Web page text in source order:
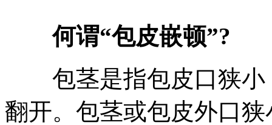
何谓“包皮嵌顿”?
包茎是指包皮口狭小
翻开。包茎或包皮外口